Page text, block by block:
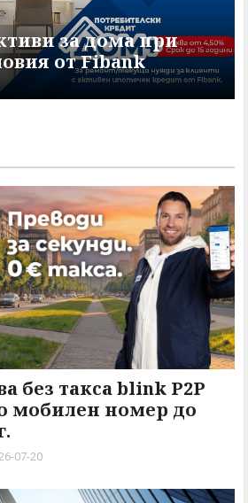
за дома при
от Fibank
без такса blink P2P
мобилен номер до
07-20